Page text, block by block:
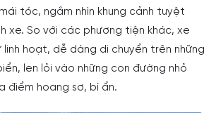
tóc, ngắm nhìn khung cảnh tuyệt
xe. So với các phương tiện khác, xe
linh hoạt, dễ dàng di chuyển trên những
len lỏi vào những con đường nhỏ
điểm hoang sơ, bí ẩn.